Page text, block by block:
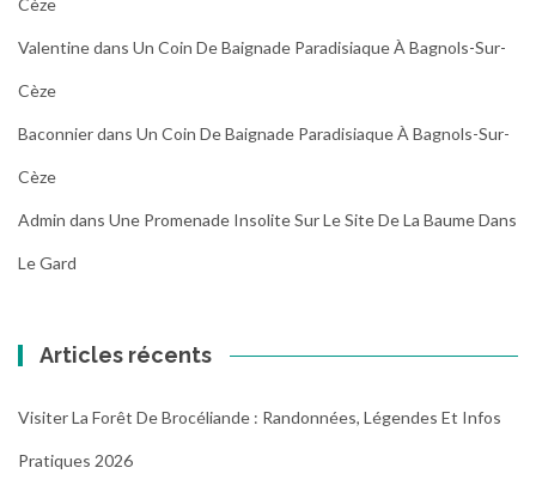
Cèze
Valentinedans Un Coin De Baignade Paradisiaque À Bagnols-Sur-
Cèze
Baconnierdans Un Coin De Baignade Paradisiaque À Bagnols-Sur-
Cèze
Admin dans Une Promenade Insolite Sur Le Site De La Baume Dans
Le Gard
Articles récents
Visiter La Forêt De Brocéliande : Randonnées, Légendes Et Infos
Pratiques 2026